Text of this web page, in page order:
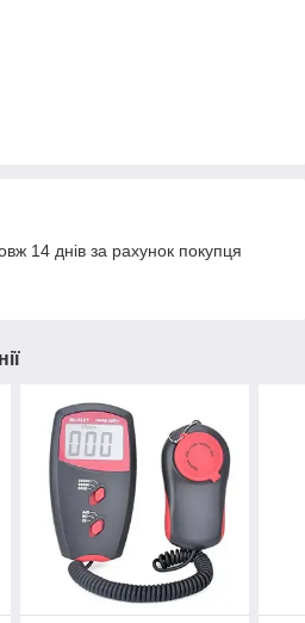
14 днів за рахунок покупця